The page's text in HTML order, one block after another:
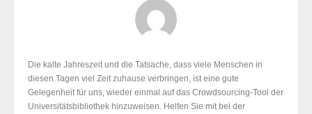
Die kalte Jahreszeit und die Tatsache, dass viele Menschen in
diesen Tagen viel Zeit zuhause verbringen, ist eine gute
Gelegenheit für uns, wieder einmal auf das Crowdsourcing-Tool der
Universitätsbibliothek hinzuweisen. Helfen Sie mit bei der